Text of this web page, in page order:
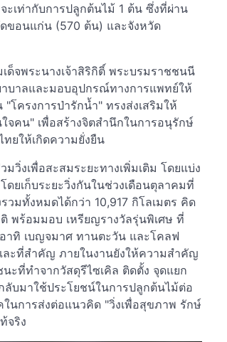
ะเท่ากับการปลูกต้นไม้ 1 ต้น ซึ่งที่ผ่าน
ขอนแก่น (570 ต้น) และจังหวัด
จพระนางเจ้าสิริกิติ์ พระบรมราชชนนี
บาลและมอบอุปกรณ์ทางการแพทย์ให้
ครงการป่ารักน้ำ" ทรงส่งเสริมให้
คน" เพื่อสร้างจิตสำนึกในการอนุรักษ์
ยให้เกิดความยั่งยืน
งเพื่อสะสมระยะทางเพิ่มเติม โดยแบ่ง
ยเก็บระยะวิ่งกันในช่วงเดือนตุลาคมที่
วมทั้งหมดได้กว่า 10,917 กิโลเมตร คิด
พร้อมมอบ เหรียญรางวัลรุ่นพิเศษ ที่
าทิ เบญจมาศ ทานตะวัน และโคลฟ
ละที่สำคัญ ภายในงานยังให้ความสำคัญ
ะที่ทำจากวัสดุรีไซเคิล ติดตั้ง จุดแยก
ลับมาใช้ประโยชน์ในการปลูกต้นไม้ต่อ
นการส่งต่อแนวคิด "วิ่งเพื่อสุขภาพ รักษ์
จริง